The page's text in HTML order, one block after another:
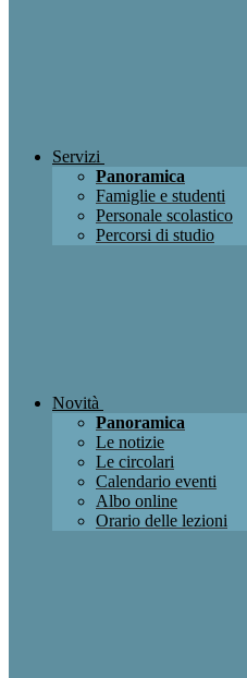
Servizi
Panoramica
Famiglie e studenti
Personale scolastico
Percorsi di studio
Novità
Panoramica
Le notizie
Le circolari
Calendario eventi
Albo online
Orario delle lezioni